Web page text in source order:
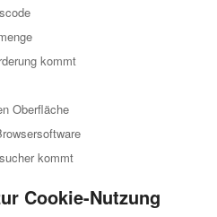
kommt
Oberfläche
kommt
Cookie-Nutzung